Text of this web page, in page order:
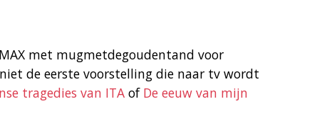
met mugmetdegoudentand voor
de eerste voorstelling die naar tv wordt
tragedies van ITA of De eeuw van mijn